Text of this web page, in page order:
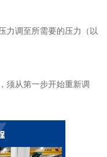
力调至所需要的压力（以
须从第一步开始重新调